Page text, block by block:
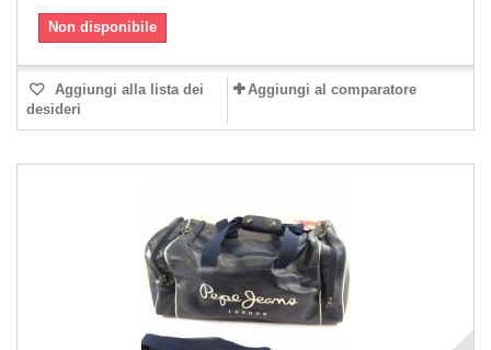
Non disponibile
Aggiungi alla lista dei
desideri
Aggiungi al comparatore